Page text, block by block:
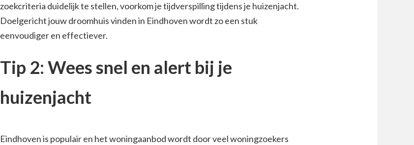
zoekcriteria duidelijk te stellen, voorkom je tijdverspilling tijdens je huizenjacht.
Doelgericht jouw droomhuis vinden in Eindhoven wordt zo een stuk
eenvoudiger en effectiever.
Tip 2: Wees snel en alert bij je
huizenjacht
Eindhoven is populair en het woningaanbod wordt door veel woningzoekers